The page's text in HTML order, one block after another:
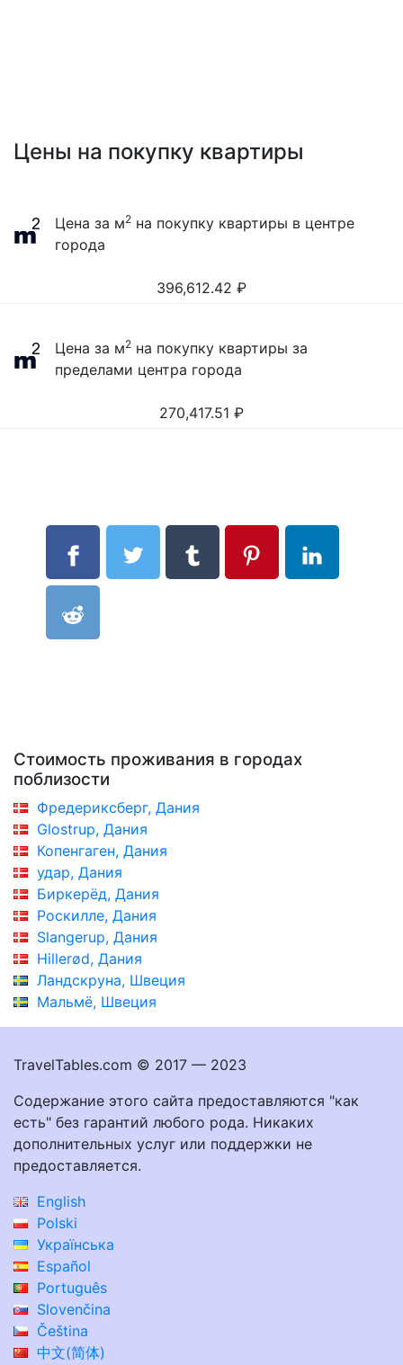
Цены на покупку квартиры
Цена за м2 на покупку квартиры в центре
города
396,612.42 ₽
Цена за м2 на покупку квартиры за
пределами центра города
270,417.51 ₽
Стоимость проживания в городах
поблизости
Фредериксберг, Дания
Glostrup, Дания
Копенгаген, Дания
удар, Дания
Биркерёд, Дания
Роскилле, Дания
Slangerup, Дания
Hillerød, Дания
Ландскруна, Швеция
Мальмё, Швеция
TravelTables.com © 2017 — 2023
Содержание этого сайта предоставляются "как
есть" без гарантий любого рода. Никаких
дополнительных услуг или поддержки не
предоставляется.
English
Polski
Українська
Español
Português
Slovenčina
Čeština
中文(简体)